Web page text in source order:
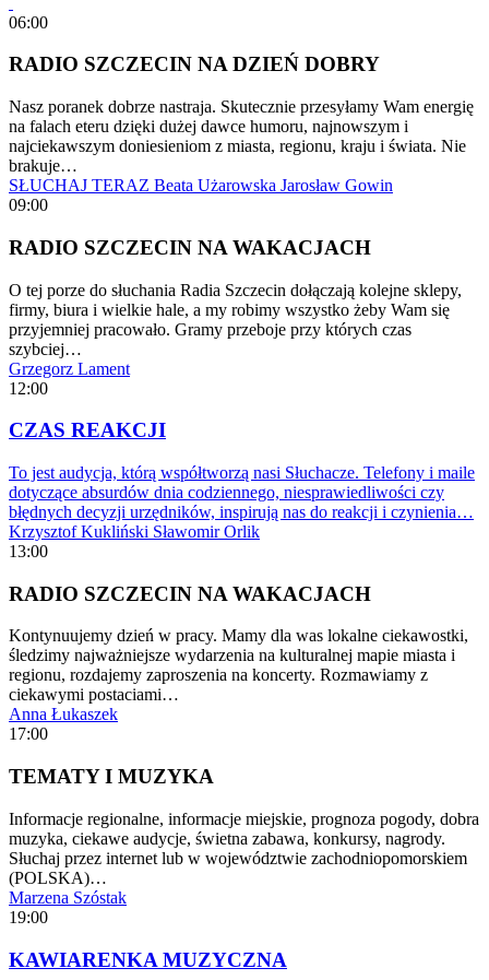
06:00
RADIO SZCZECIN NA DZIEŃ DOBRY
Nasz poranek dobrze nastraja. Skutecznie przesyłamy Wam energię
na falach eteru dzięki dużej dawce humoru, najnowszym i
najciekawszym doniesieniom z miasta, regionu, kraju i świata. Nie
brakuje…
SŁUCHAJ TERAZ Beata Użarowska Jarosław Gowin
09:00
RADIO SZCZECIN NA WAKACJACH
O tej porze do słuchania Radia Szczecin dołączają kolejne sklepy,
firmy, biura i wielkie hale, a my robimy wszystko żeby Wam się
przyjemniej pracowało. Gramy przeboje przy których czas
szybciej…
Grzegorz Lament
12:00
CZAS REAKCJI
To jest audycja, którą współtworzą nasi Słuchacze. Telefony i maile
dotyczące absurdów dnia codziennego, niesprawiedliwości czy
błędnych decyzji urzędników, inspirują nas do reakcji i czynienia…
Krzysztof Kukliński Sławomir Orlik
13:00
RADIO SZCZECIN NA WAKACJACH
Kontynuujemy dzień w pracy. Mamy dla was lokalne ciekawostki,
śledzimy najważniejsze wydarzenia na kulturalnej mapie miasta i
regionu, rozdajemy zaproszenia na koncerty. Rozmawiamy z
ciekawymi postaciami…
Anna Łukaszek
17:00
TEMATY I MUZYKA
Informacje regionalne, informacje miejskie, prognoza pogody, dobra
muzyka, ciekawe audycje, świetna zabawa, konkursy, nagrody.
Słuchaj przez internet lub w województwie zachodniopomorskiem
(POLSKA)…
Marzena Szóstak
19:00
KAWIARENKA MUZYCZNA